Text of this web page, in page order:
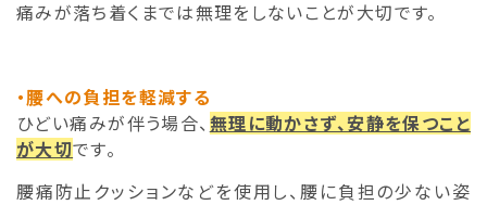
痛みが落ち着くまでは無理をしないことが大切です。
・腰への負担を軽減する
ひどい痛みが伴う場合、 無理に動かさず、安静を保つこと
が大切です。
腰痛防止クッションなどを使用し、腰に負担の少ない姿